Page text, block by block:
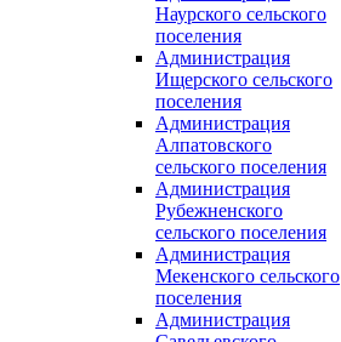
Наурского сельского
поселения
Администрация
Ищерского сельского
поселения
Администрация
Алпатовского
сельского поселения
Администрация
Рубежненского
сельского поселения
Администрация
Мекенского сельского
поселения
Администрация